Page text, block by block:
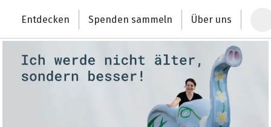
Deutschlands größte Spendenplattform
Entdecken Spenden sammeln Über uns